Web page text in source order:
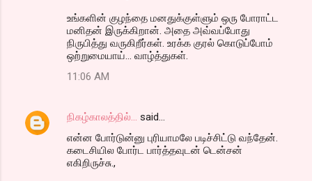
உங்களின் குழந்தை மனதுக்குள்ளும் ஒரு போராட்ட
மனிதன் இருக்கிறான். அதை அவ்வப்போது
நிருபித்து வருகிறீர்கள். உரக்க குரல் கொடுப்போம்
ஒற்றுமையாய்... வாழ்த்துகள்.
11:06 AM
நிகழ்காலத்தில்... said…
என்ன போர்டுன்னு புரியாமலே படிச்சிட்டு வந்தேன்.
கடைசியில போர்ட பார்த்தவுடன் டென்சன்
எகிறிருச்சு.,